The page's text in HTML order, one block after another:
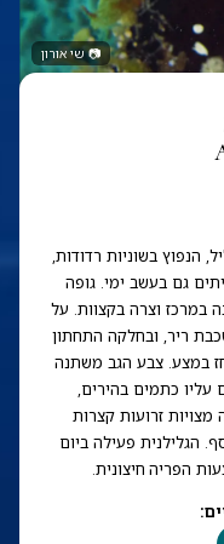
📷שי אורון
הנפוץ בשוניות רדודות,
גם בעשב ימי. גופה
במרכז וצרה בקצוות. על
ריר, ובחלקה התחתון
במצע. צבע הגב משתנה
עליו כתמים בהירים,
זרועות קצרות
הגלילנית פעילה ביום
הפריה חיצונית.
: